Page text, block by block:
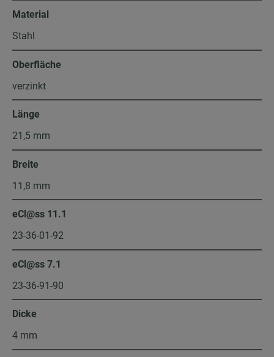
Material
Stahl
Oberfläche
verzinkt
Länge
21,5 mm
Breite
11,8 mm
eCl@ss 11.1
23-36-01-92
eCl@ss 7.1
23-36-91-90
Dicke
4 mm